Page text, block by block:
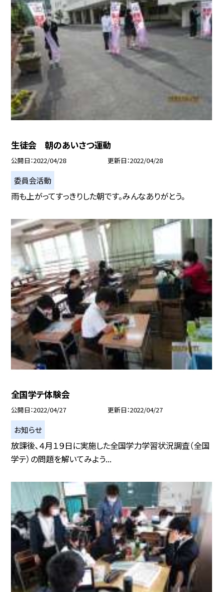
生徒会 朝のあいさつ運動
公開日 2022/04/28 更新日 2022/04/28
委員会活動
雨も上がってすっきりした朝です。みんなありがとう。
全国学テ体験会
公開日 2022/04/27 更新日 2022/04/27
お知らせ
放課後、４月１９日に実施した全国学力学習状況調査（全国
学テ）の問題を解いてみよう...